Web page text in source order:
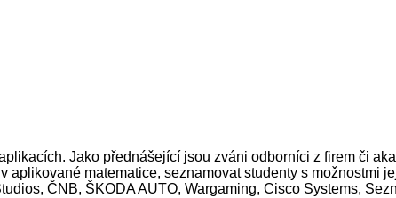
Jako přednášející jsou zváni odborníci z firem či
matematice, seznamovat studenty s možnostmi
ČNB, ŠKODA AUTO, Wargaming, Cisco Systems,